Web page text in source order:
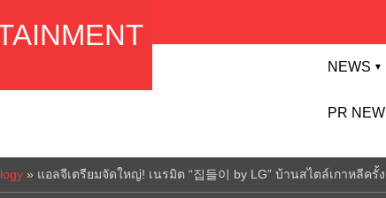
NEWS ▼
PR
» แอลจีเตรียมจัดใหญ่! เนรมิต “집들이 by LG” บ้านสไตล์เกาหลีครั้